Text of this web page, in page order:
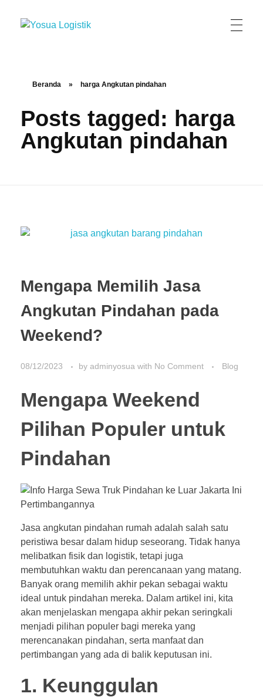
Beranda » harga Angkutan pindahan
Posts tagged: harga
Angkutan pindahan
Mengapa Memilih Jasa
Angkutan Pindahan pada
Weekend?
08/12/2023 by adminyosua with No Comment Blog
Mengapa Weekend
Pilihan Populer untuk
Pindahan
Jasa angkutan pindahan rumah adalah salah satu
peristiwa besar dalam hidup seseorang. Tidak hanya
melibatkan fisik dan logistik, tetapi juga
membutuhkan waktu dan perencanaan yang matang.
Banyak orang memilih akhir pekan sebagai waktu
ideal untuk pindahan mereka. Dalam artikel ini, kita
akan menjelaskan mengapa akhir pekan seringkali
menjadi pilihan populer bagi mereka yang
merencanakan pindahan, serta manfaat dan
pertimbangan yang ada di balik keputusan ini.
1. Keunggulan